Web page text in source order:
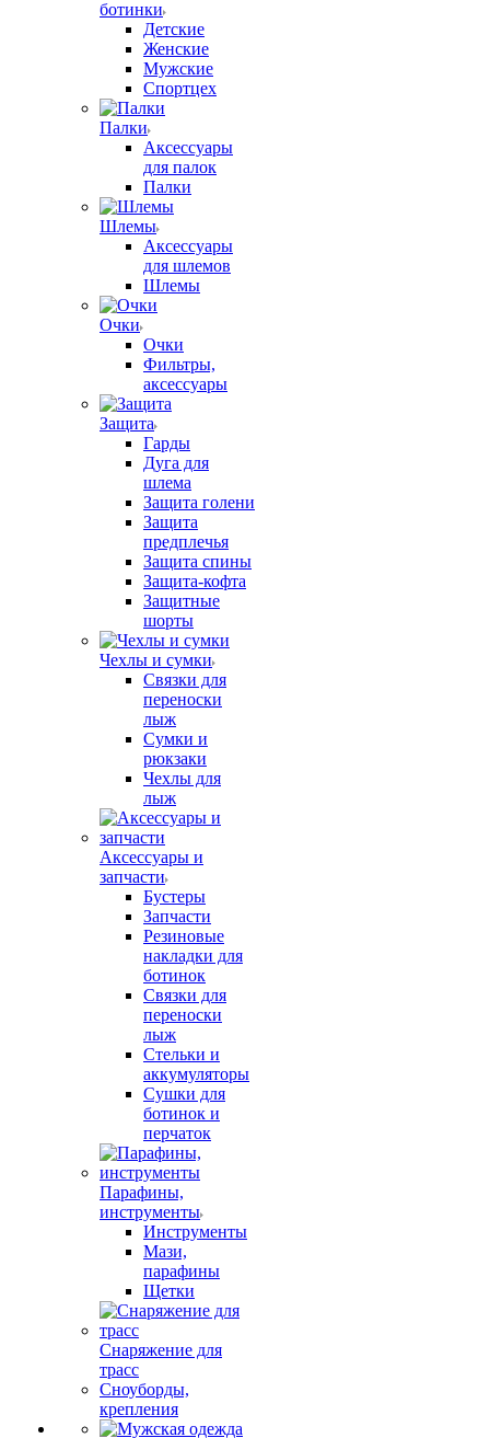
ботинки
Детские
Женские
Мужские
Спортцех
Палки
Аксессуары
для палок
Палки
Шлемы
Аксессуары
для шлемов
Шлемы
Очки
Очки
Фильтры,
аксессуары
Защита
Гарды
Дуга для
шлема
Защита голени
Защита
предплечья
Защита спины
Защита-кофта
Защитные
шорты
Чехлы и сумки
Связки для
переноски
лыж
Сумки и
рюкзаки
Чехлы для
лыж
Аксессуары и
запчасти
Бустеры
Запчасти
Резиновые
накладки для
ботинок
Связки для
переноски
лыж
Стельки и
аккумуляторы
Сушки для
ботинок и
перчаток
Парафины,
инструменты
Инструменты
Мази,
парафины
Щетки
Снаряжение для
трасс
Сноуборды,
крепления